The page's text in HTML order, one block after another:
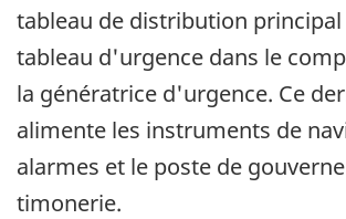
tableau de distribution principal
tableau d'urgence dans le
la génératrice d'urgence. Ce
alimente les instruments de
alarmes et le poste de
timonerie.